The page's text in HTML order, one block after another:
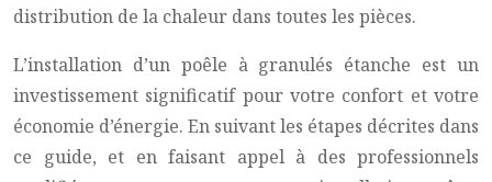
distribution de la chaleur dans toutes les pièces.
L’installation d’un poêle à granulés étanche est un
investissement significatif pour votre confort et votre
économie d’énergie. En suivant les étapes décrites dans
ce guide, et en faisant appel à des professionnels